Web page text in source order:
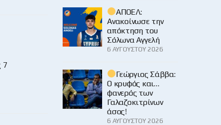
7
ΑΠΟΕΛ:
Ανακοίνωσε την
απόκτηση του
Σόλωνα Αγγελή
6 ΑΥΓΟΎΣΤΟΥ 2026
Γεώργιος Σάββα:
Ο κρυφός και…
φανερός των
Γαλαζοκιτρίνων
άσος!
6 ΑΥΓΟΎΣΤΟΥ 2026